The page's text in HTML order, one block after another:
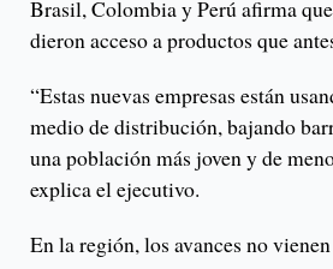
Brasil, Colombia y Perú afirma
dieron acceso a productos que
“Estas nuevas empresas están
medio de distribución, bajando
una población más joven y de
explica el ejecutivo.
En la región, los avances no